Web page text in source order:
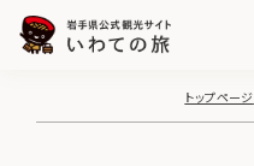
トップページ